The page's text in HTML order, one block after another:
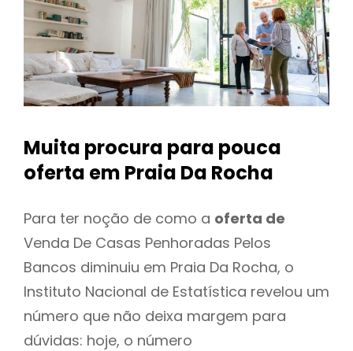
Muita procura para pouca
oferta em Praia Da Rocha
Para ter noção de como a oferta de
Venda De Casas Penhoradas Pelos
Bancos diminuiu em Praia Da Rocha, o
Instituto Nacional de Estatística revelou um
número que não deixa margem para
dúvidas: hoje, o número